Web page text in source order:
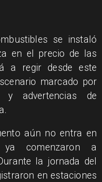
se instaló
en el precio de las
a regir desde este
marcado por
y advertencias de
aún no entra en
comenzaron a
la jornada del
en estaciones